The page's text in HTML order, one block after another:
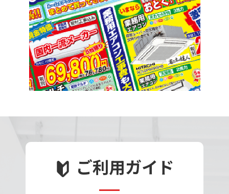
ご利用ガイド